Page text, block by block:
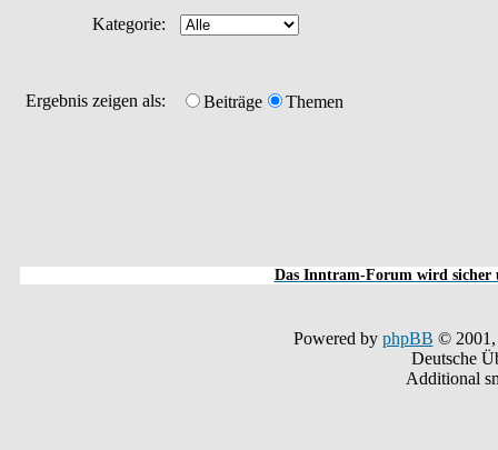
Kategorie:
Ergebnis zeigen als: Beiträge Themen
Das Inntram-Forum wird sicher
Powered by phpBB © 2001,
Deutsche
Additional